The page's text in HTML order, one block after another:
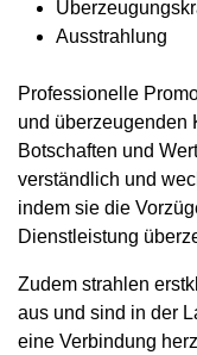
Ausstrahlung
Professionelle
und überzeugenden
Botschaften und
verständlich und
indem sie die
Dienstleistung
Zudem strahlen
aus und sind in der
eine Verbindung